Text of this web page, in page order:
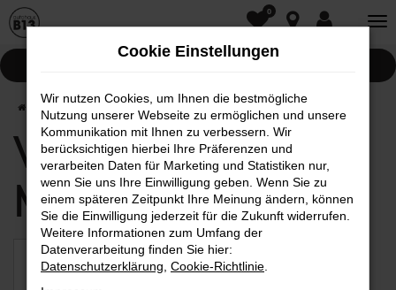
Zum
0
Verfügbare
Marken
Cookie Einstellungen
Wir nutzen Cookies, um Ihnen die bestmögliche
Nutzung unserer Webseite zu ermöglichen und unsere
Kommunikation mit Ihnen zu verbessern. Wir
berücksichtigen hierbei Ihre Präferenzen und
verarbeiten Daten für Marketing und Statistiken nur,
wenn Sie uns Ihre Einwilligung geben. Wenn Sie zu
einem späteren Zeitpunkt Ihre Meinung ändern, können
Sie die Einwilligung jederzeit für die Zukunft widerrufen.
Weitere Informationen zum Umfang der
Datenverarbeitung finden Sie hier:
Datenschutzerklärung Cookie-Richtlinie